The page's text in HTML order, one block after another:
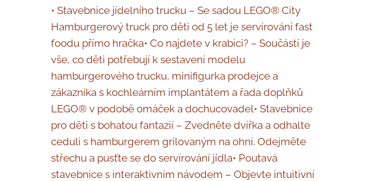
• Stavebnice jídelního trucku – Se sadou LEGO® City
Hamburgerový truck pro děti od 5 let je servírování fast
foodu přímo hračka• Co najdete v krabici? – Součástí je
vše, co děti potřebují k sestavení modelu
hamburgerového trucku, minifigurka prodejce a
zákazníka s kochleárním implantátem a řada doplňků
LEGO® v podobě omáček a dochucovadel• Stavebnice
pro děti s bohatou fantazií – Zvedněte dvířka a odhalte
ceduli s hamburgerem grilovaným na ohni. Odejměte
střechu a pusťte se do servírování jídla• Poutavá
stavebnice s interaktivním návodem – Objevte intuitivní